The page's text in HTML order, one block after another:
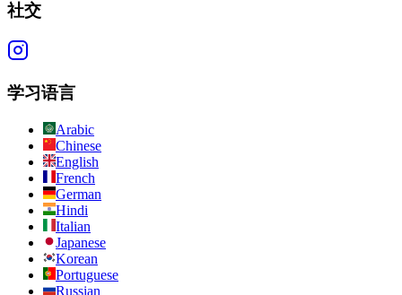
社交
学习语言
Arabic
Chinese
English
French
German
Hindi
Italian
Japanese
Korean
Portuguese
Russian